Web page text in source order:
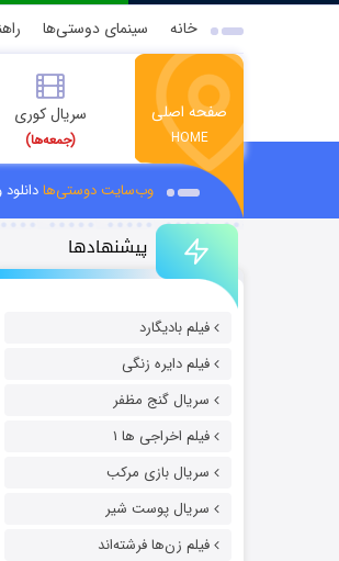
خانه سینمای دوستی‌ها
صفحه اصلی
HOME
سریال کوری
(جمعه‌ها)
وب‌سایت دوستی‌ها
پیشنهادها
فیلم بادیگارد
فیلم دایره زنگی
سریال گنج مظفر
فیلم اخراجی ها ۱
سریال بازی مرکب
سریال پوست شیر
فیلم زن‌ها فرشته‌اند